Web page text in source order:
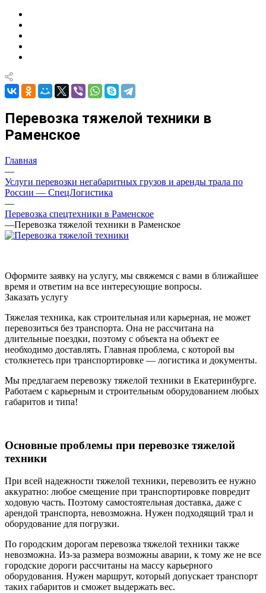
Перевозка тяжелой техники в
Раменское
Главная
—
Услуги перевозки негабаритных грузов и аренды трала по
России — СпецЛогистика
—
Перевозка спецтехники в Раменское
—Перевозка тяжелой техники в Раменское
Оформите заявку на услугу, мы свяжемся с вами в ближайшее
время и ответим на все интересующие вопросы.
Заказать услугу
Тяжелая техника, как строительная или карьерная, не может
перевозиться без транспорта. Она не рассчитана на
длительные поездки, поэтому с объекта на объект ее
необходимо доставлять. Главная проблема, с которой вы
столкнетесь при транспортировке — логистика и документы.
Мы предлагаем перевозку тяжелой техники в Екатеринбурге.
Работаем с карьерным и строительным оборудованием любых
габаритов и типа!
Основные проблемы при перевозке тяжелой
техники
При всей надежности тяжелой техники, перевозить ее нужно
аккуратно: любое смещение при транспортировке повредит
ходовую часть. Поэтому самостоятельная доставка, даже с
арендой транспорта, невозможна. Нужен подходящий трал и
оборудование для погрузки.
По городским дорогам перевозка тяжелой техники также
невозможна. Из-за размера возможны аварии, к тому же не все
городские дороги рассчитаны на массу карьерного
оборудования. Нужен маршрут, который допускает транспорт
таких габаритов и сможет выдержать вес.